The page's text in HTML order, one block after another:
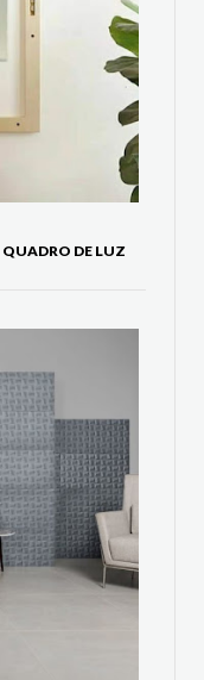
QUADRO DE LUZ